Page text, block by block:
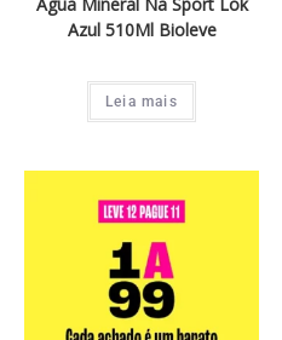
Azul 510Ml Bioleve
Leia mais